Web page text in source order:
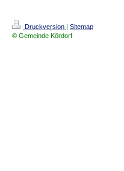
Druckversion
Sitemap
© Gemeinde Kördorf